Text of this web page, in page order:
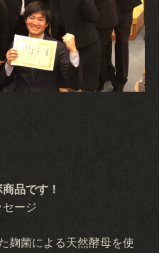
品です！
セージ
麹菌による天然酵母を使